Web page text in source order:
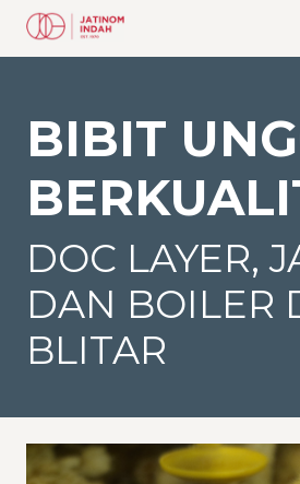
BIBIT
DOC LAYER,
DAN BOILER
BLITAR